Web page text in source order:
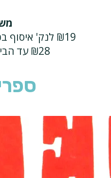
₪19 לנק' איסוף בכל הארץ >>
₪28 עד הבית >>